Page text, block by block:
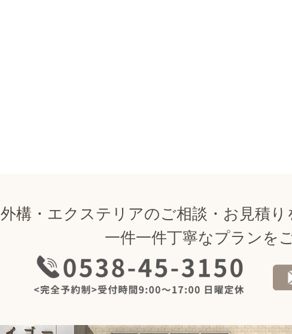
外構・エクステリアのご相談・お見積り
一件一件丁寧なプランを